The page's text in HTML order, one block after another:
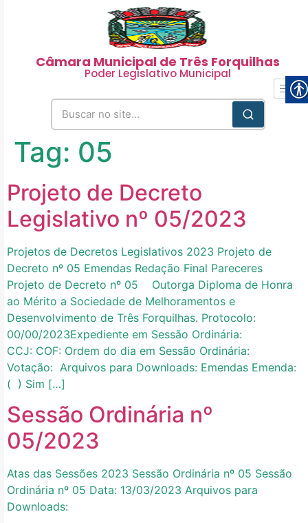
Câmara Municipal de Três Forquilhas
Poder Legislativo Municipal
Tag: 05
Projeto de Decreto
Legislativo nº 05/2023
Projetos de Decretos Legislativos 2023 Projeto de
Decreto nº 05 Emendas Redação Final Pareceres
Projeto de Decreto nº 05 Outorga Diploma de Honra
ao Mérito a Sociedade de Melhoramentos e
Desenvolvimento de Três Forquilhas. Protocolo:
00/00/2023Expediente em Sessão Ordinária:
CCJ: COF: Ordem do dia em Sessão Ordinária:
Votação: Arquivos para Downloads: Emendas Emenda:
( ) Sim […]
Sessão Ordinária nº
05/2023
Atas das Sessões 2023 Sessão Ordinária nº 05 Sessão
Ordinária nº 05 Data: 13/03/2023 Arquivos para
Downloads: